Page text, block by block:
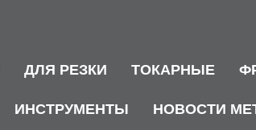
ДЛЯ РЕЗКИ ТОКАРНЫЕ
ИНСТРУМЕНТЫ НОВОСТИ